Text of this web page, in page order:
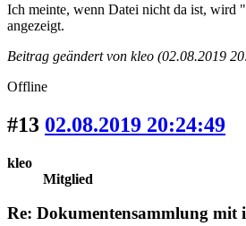
Ich meinte, wenn Datei nicht da ist, wird
angezeigt.
Beitrag geändert von kleo (02.08.2019
Offline
#13 02.08.2019 20:24:49
kleo
Mitglied
Re: Dokumentensammlung mit